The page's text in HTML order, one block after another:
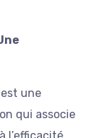
est une
qui associe